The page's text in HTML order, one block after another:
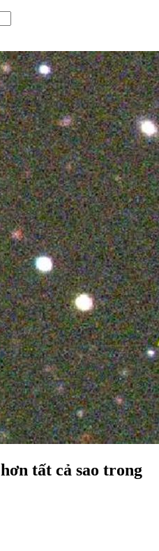
tất cả sao trong